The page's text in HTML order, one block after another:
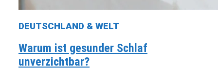
DEUTSCHLAND & WELT
Warum ist gesunder Schlaf
unverzichtbar?